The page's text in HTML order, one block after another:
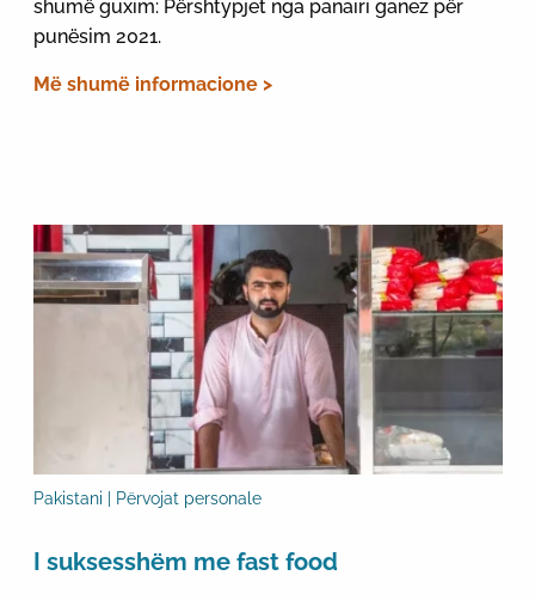
shumë guxim: Përshtypjet nga panairi ganez për
punësim 2021.
Më shumë informacione >
Pakistani | Përvojat personale
I suksesshëm me fast food